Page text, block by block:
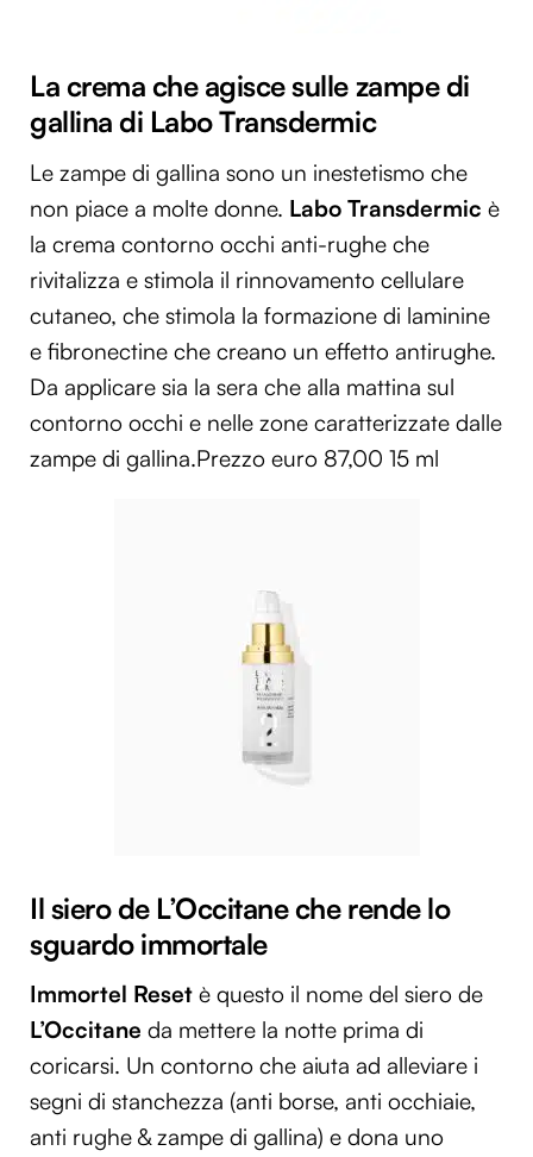
La crema che agisce sulle zampe di
gallina di Labo Transdermic
Le zampe di gallina sono un inestetismo che
non piace a molte donne. Labo Transdermic è
la crema contorno occhi anti-rughe che
rivitalizza e stimola il rinnovamento cellulare
cutaneo, che stimola la formazione di laminine
e fibronectine che creano un effetto antirughe.
Da applicare sia la sera che alla mattina sul
contorno occhi e nelle zone caratterizzate dalle
zampe di gallina.Prezzo euro 87,00 15 ml
Il siero de L’Occitane che rende lo
sguardo immortale
Immortel Reset è questo il nome del siero de
L’Occitane da mettere la notte prima di
coricarsi. Un contorno che aiuta ad alleviare i
segni di stanchezza (anti borse, anti occhiaie,
anti rughe & zampe di gallina) e dona uno